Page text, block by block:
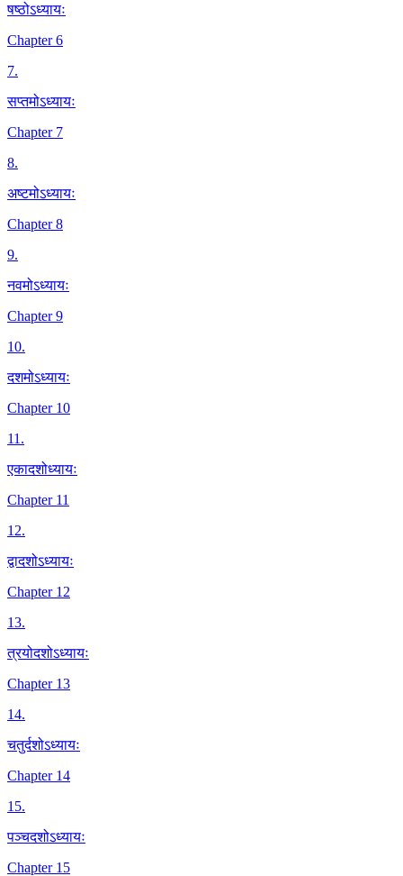
षष्ठोऽध्यायः
Chapter 6
7.
सप्तमोऽध्यायः
Chapter 7
8.
अष्टमोऽध्यायः
Chapter 8
9.
नवमोऽध्यायः
Chapter 9
10.
दशमोऽध्यायः
Chapter 10
11.
एकादशोध्यायः
Chapter 11
12.
द्वादशोऽध्यायः
Chapter 12
13.
त्रयोदशोऽध्यायः
Chapter 13
14.
चतुर्दशोऽध्यायः
Chapter 14
15.
पञ्चदशोऽध्यायः
Chapter 15